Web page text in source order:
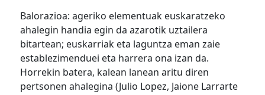
Balorazioa: ageriko elementuak euskaratzeko
ahalegin handia egin da azarotik uztailera
bitartean; euskarriak eta laguntza eman zaie
establezimenduei eta harrera ona izan da.
Horrekin batera, kalean lanean aritu diren
pertsonen ahalegina (Julio Lopez, Jaione Larrarte